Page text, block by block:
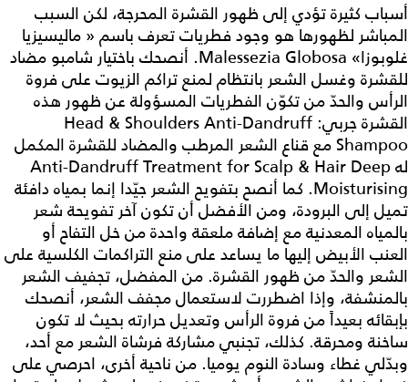
أسباب كثيرة تؤدي إلى ظهور القشرة المحرجة، لكن السبب
المباشر لظهورها هو وجود فطريات تعرف باسم « ماليسيزيا
غلوبوزا» Malessezia Globosa. أنصحك باختيار شامبو مضاد
للقشرة وغسل الشعر بانتظام لمنع تراكم الزيوت على فروة
الرأس والحدّ من تكوّن الفطريات المسؤولة عن ظهور هذه
القشرة جربي: Head & Shoulders Anti-Dandruff
Shampoo مع قناع الشعر المرطب والمضاد للقشرة المكمل
له Anti-Dandruff Treatment for Scalp & Hair Deep
Moisturising. كما أنصح بتفويح الشعر جيّدا إنما بمياه دافئة
تميل إلى البرودة، ومن الأفضل أن تكون آخر تفويحة شعر
بالمياه المعدنية مع إضافة ملعقة واحدة من خل التفاح أو
العنب الأبيض إليها ما يساعد على منع التراكمات الكلسية على
الشعر والحدّ من ظهور القشرة. من المفضل، تجفيف الشعر
بالمنشفة، وإذا اضطررت لاستعمال مجفف الشعر، أنصحك
بإبقائه بعيداً من فروة الرأس وتعديل حرارته بحيث لا تكون
ساخنة ومحرقة. كذلك، تجنبي مشاركة فرشاة الشعر مع أحد،
وبدّلي غطاء وسادة النوم يوميا. من ناحية أخرى، احرصي على